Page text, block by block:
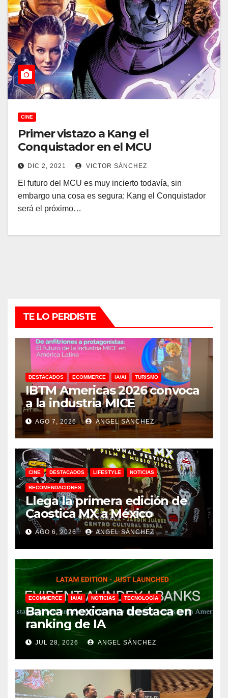
CINE
Primer vistazo a Kang el
Conquistador en el MCU
DIC 2, 2021 VICTOR SÁNCHEZ
El futuro del MCU es muy incierto todavía, sin
embargo una cosa es segura: Kang el Conquistador
será el próximo…
TE LO PERDISTE
DESTACADOS ECOMMERCE IA/AI TURISMO
IBTM Americas 2026 convoca
a la industria MICE
AGO 7, 2026 ANGEL SÁNCHEZ
CINE DESTACADOS LIFESTYLE NOTICIAS
RECOMENDACIONES
Llega la primera edición de
Caostica MX a México
AGO 6, 2026 ANGEL SÁNCHEZ
ECOMMERCE IA/AI NOTICIAS TECNOLOGÍA
Banca mexicana destaca en
ranking de IA
JUL 28, 2026 ANGEL SÁNCHEZ